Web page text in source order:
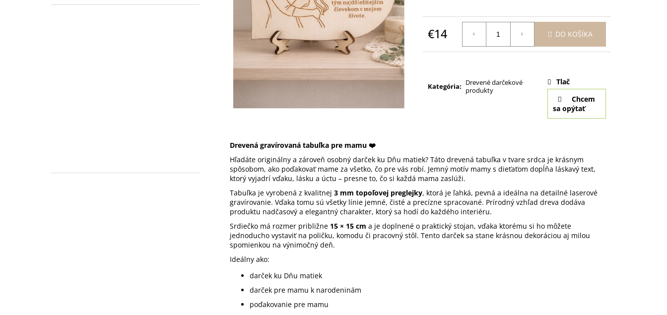
€14
Jednotková
cena:
DO KOŠÍKA
Kategória: Drevené darčekové
produkty
Tlač
Chcem
sa opýtať
Drevená gravírovaná tabuľka pre mamu ❤️
Hľadáte originálny a zároveň osobný darček ku Dňu matiek? Táto drevená tabuľka v tvare srdca je krásnym
spôsobom, ako poďakovať mame za všetko, čo pre vás robí. Jemný motív mamy s dieťaťom dopĺňa láskavý text,
ktorý vyjadrí vďaku, lásku a úctu – presne to, čo si každá mama zaslúži.
Tabuľka je vyrobená z kvalitnej 3 mm topoľovej preglejky, ktorá je ľahká, pevná a ideálna na detailné laserové
gravírovanie. Vďaka tomu sú všetky línie jemné, čisté a precízne spracované. Prírodný vzhľad dreva dodáva
produktu nadčasový a elegantný charakter, ktorý sa hodí do každého interiéru.
Srdiečko má rozmer približne 15 × 15 cm a je doplnené o praktický stojan, vďaka ktorému si ho môžete
jednoducho vystaviť na poličku, komodu či pracovný stôl. Tento darček sa stane krásnou dekoráciou aj milou
spomienkou na výnimočný deň.
Ideálny ako:
darček ku Dňu matiek
darček pre mamu k narodeninám
poďakovanie pre mamu
POHÁR NA ČERVENÉ VÍNO PRE MAMU - POHÁR NA ŠAMPANSKÉ - BALLET 310
ML S VLASTNÝM GRAVÍROVANÍM
GRAVÍROVANÉ SVADOBNÉ POHÁRE NA
BIELE VÍNO - SET 2KS BALLET 520 ML
€32